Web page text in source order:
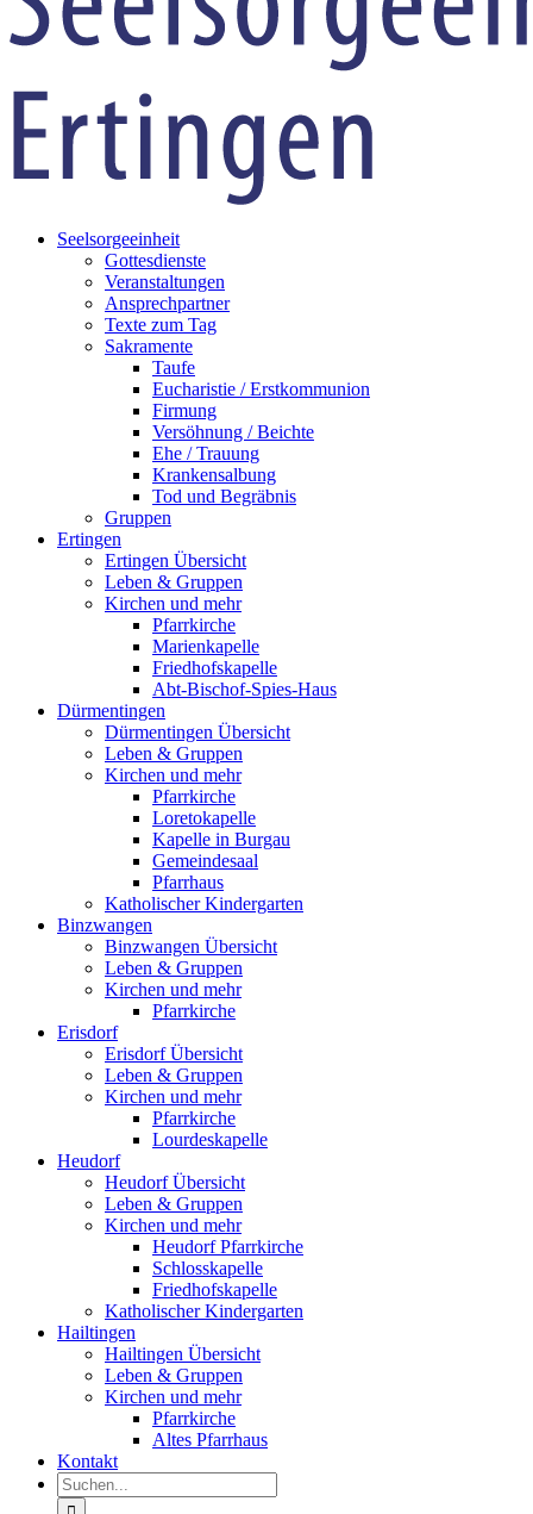
Seelsorgeeinheit
Gottesdienste
Veranstaltungen
Ansprechpartner
Texte zum Tag
Sakramente
Taufe
Eucharistie / Erstkommunion
Firmung
Versöhnung / Beichte
Ehe / Trauung
Krankensalbung
Tod und Begräbnis
Gruppen
Ertingen
Ertingen Übersicht
Leben & Gruppen
Kirchen und mehr
Pfarrkirche
Marienkapelle
Friedhofskapelle
Abt-Bischof-Spies-Haus
Dürmentingen
Dürmentingen Übersicht
Leben & Gruppen
Kirchen und mehr
Pfarrkirche
Loretokapelle
Kapelle in Burgau
Gemeindesaal
Pfarrhaus
Katholischer Kindergarten
Binzwangen
Binzwangen Übersicht
Leben & Gruppen
Kirchen und mehr
Pfarrkirche
Erisdorf
Erisdorf Übersicht
Leben & Gruppen
Kirchen und mehr
Pfarrkirche
Lourdeskapelle
Heudorf
Heudorf Übersicht
Leben & Gruppen
Kirchen und mehr
Heudorf Pfarrkirche
Schlosskapelle
Friedhofskapelle
Katholischer Kindergarten
Hailtingen
Hailtingen Übersicht
Leben & Gruppen
Kirchen und mehr
Pfarrkirche
Altes Pfarrhaus
Kontakt
Suche
nach: